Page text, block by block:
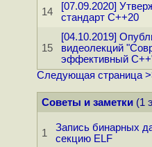
14
[07.09.2020]
стандарт C++20
15
[04.10.2019]
видеолекций
эффективный
Следующая страница
Советы и заметки(1
1
Запись бинарных
секцию ELF